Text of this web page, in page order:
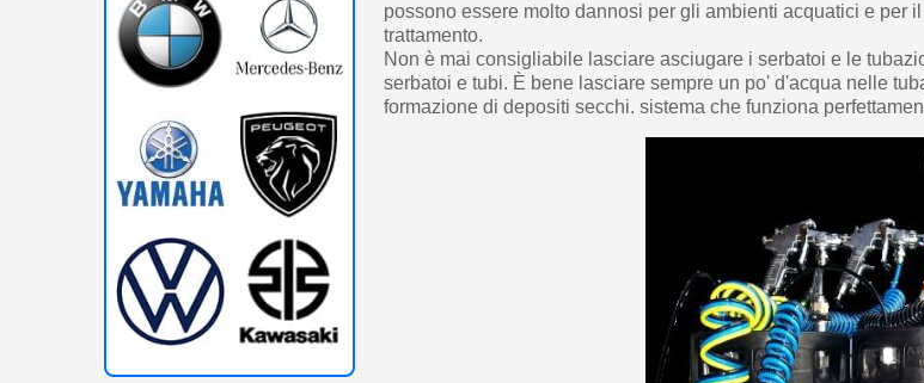
possono essere molto dannosi per gli ambienti acquatici e per
trattamento.
Non è mai consigliabile lasciare asciugare i serbatoi e le
serbatoi e tubi. È bene lasciare sempre un po' d'acqua nelle
formazione di depositi secchi. sistema che funziona